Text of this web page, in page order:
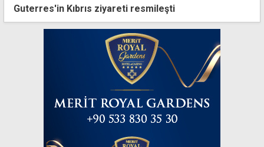
Guterres'in Kıbrıs ziyareti resmileşti